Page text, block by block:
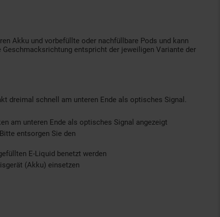
Akku und vorbefüllte oder nachfüllbare Pods und kann
entspricht der jeweiligen Variante der
dreimal schnell am unteren Ende als optisches Signal.
am unteren Ende als optisches Signal angezeigt
entsorgen Sie den
E-Liquid benetzt werden
(Akku) einsetzen